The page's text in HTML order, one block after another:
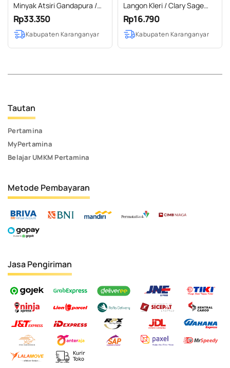
Minyak Atsiri Gandapura /
Wintergreen Essential Oil
100% Pure
Rp33.350
Kabupaten Karanganyar
Langon Kleri / Clary Sage
Essential Oil 100% Pure (2-
10 ml)
Rp16.790
Kabupaten Karanganyar
Tautan
Pertamina
MyPertamina
Belajar UMKM Pertamina
Metode Pembayaran
Jasa Pengiriman